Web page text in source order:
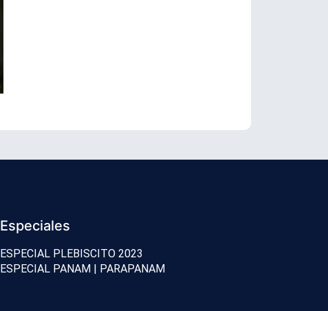
Especiales
ESPECIAL PLEBISCITO 2023
ESPECIAL PANAM | PARAPANAM